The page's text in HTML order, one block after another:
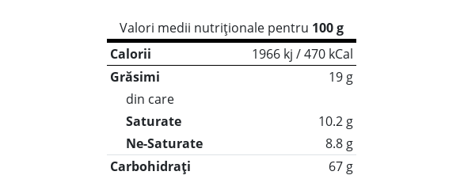
Valori medii nutriționale pentru 100 g
Calorii
1966 kj / 470 kCal
Grăsimi
19 g
din care
Saturate
10.2 g
Ne-Saturate
8.8 g
Carbohidrați
67 g